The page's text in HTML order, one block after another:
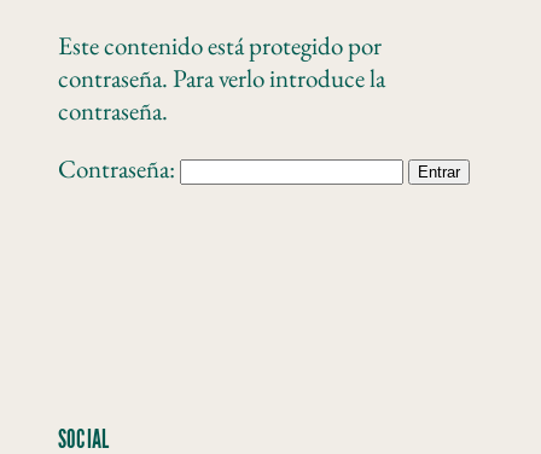
Este contenido está protegido por
contraseña. Para verlo introduce la
contraseña.
Contraseña:
SOCIAL